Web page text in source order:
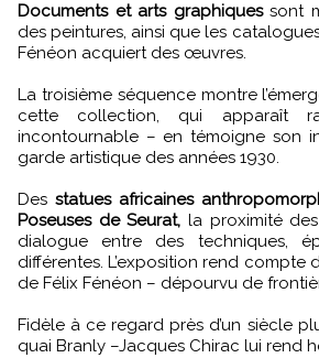
Documents et arts graphiquessont
des peintures, ainsi que les
Fénéon acquiert des œuvres.
La troisième séquence montre
cette collection, qui apparaît
incontournable – en témoigne son
garde artistique des années 1930.
Des statues africaines
Poseuses de Seurat, la proximité
dialogue entre des techniques,
différentes. L’exposition rend compte
de Félix Fénéon – dépourvu de
Fidèle à ce regard près d’un siècle
quai Branly –Jacques Chirac lui rend